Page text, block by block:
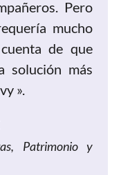
Pero
mucho
de que
solución más
».
Patrimonio y